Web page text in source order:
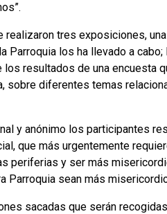
realizaron tres exposiciones,
Parroquia los ha llevado a
los resultados de una encuesta
sobre diferentes temas
y anónimo los participantes
que más urgentemente
periferias y ser más
Parroquia sean más
sacadas que serán